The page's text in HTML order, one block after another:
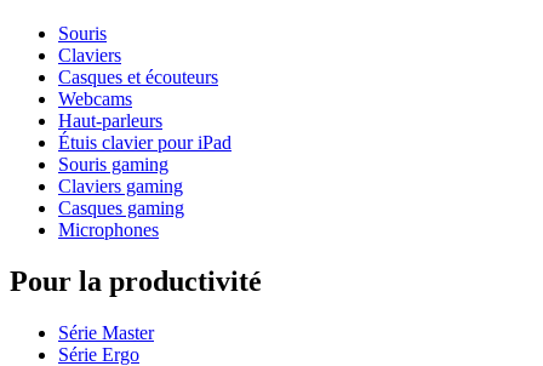
Souris
Claviers
Casques et écouteurs
Webcams
Haut-parleurs
Étuis clavier pour iPad
Souris gaming
Claviers gaming
Casques gaming
Microphones
Pour la productivité
Série Master
Série Ergo